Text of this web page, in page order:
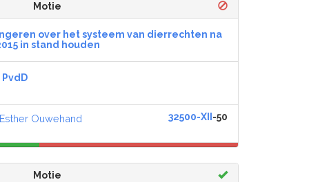
Motie
over het systeem van dierrechten na
in stand houden
PvdD
Esther Ouwehand 32500-XII -50
Motie